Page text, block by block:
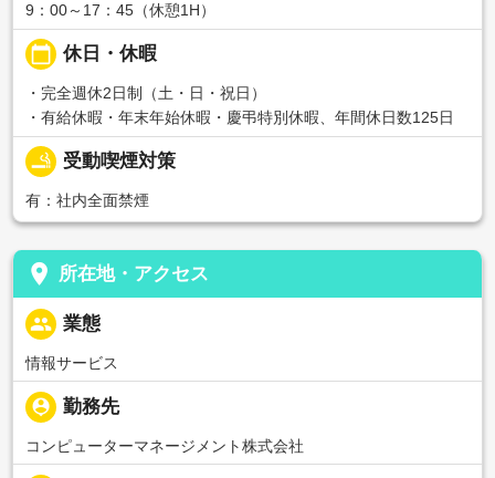
9：00～17：45（休憩1H）
calendar_today 休日・休暇
・完全週休2日制（土・日・祝日）
・有給休暇・年末年始休暇・慶弔特別休暇、年間休日数125日
smoking_rooms 受動喫煙対策
有：社内全面禁煙
place 所在地・アクセス
people 業態
情報サービス
person_pin 勤務先
コンピューターマネージメント株式会社